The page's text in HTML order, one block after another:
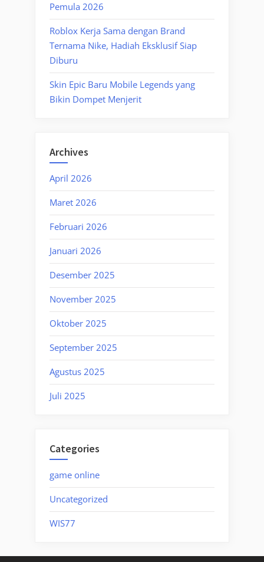
Pemula 2026
Roblox Kerja Sama dengan Brand
Ternama Nike, Hadiah Eksklusif Siap
Diburu
Skin Epic Baru Mobile Legends yang
Bikin Dompet Menjerit
Archives
April 2026
Maret 2026
Februari 2026
Januari 2026
Desember 2025
November 2025
Oktober 2025
September 2025
Agustus 2025
Juli 2025
Categories
game online
Uncategorized
WIS77